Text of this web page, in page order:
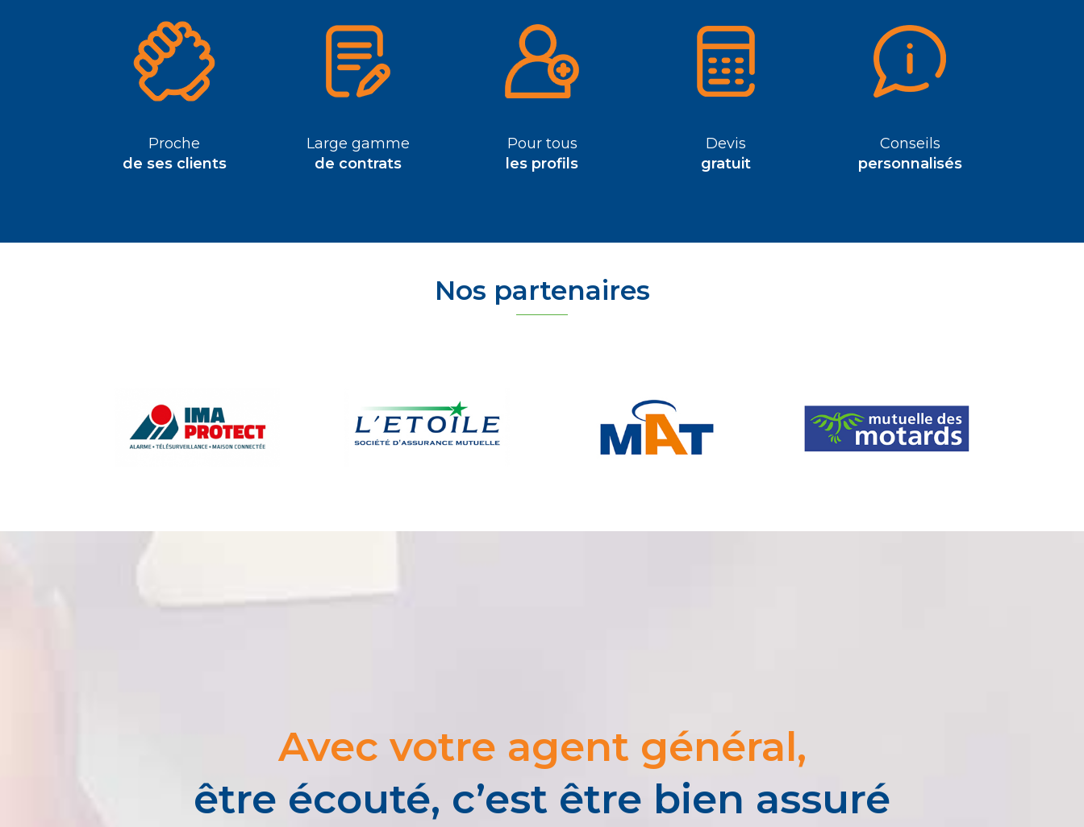
Proche
de ses clients
Large gamme
de contrats
Pour tous
les profils
Devis
gratuit
Conseils
personnalisés
Nos partenaires
Avec votre agent général,
être écouté, c’est être bien assuré